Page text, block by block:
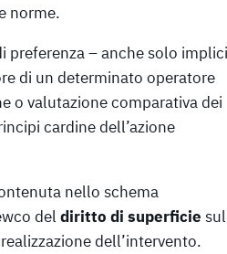
norme.
preferenza – anche solo
di un determinato operatore
o valutazione comparativa dei
cardine dell’azione
nello schema
del diritto di superficie
dell’intervento.